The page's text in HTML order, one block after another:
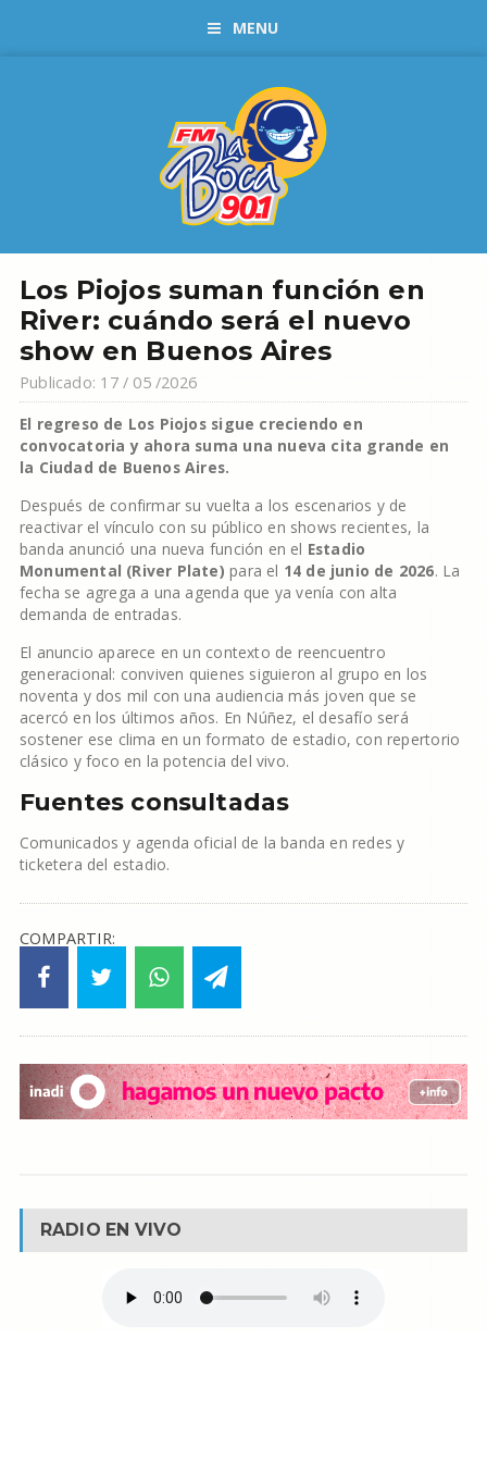
MENU
Los Piojos suman función en
River: cuándo será el nuevo
show en Buenos Aires
Publicado: 17 / 05 /2026
El regreso de Los Piojos sigue creciendo en
convocatoria y ahora suma una nueva cita grande en
la Ciudad de Buenos Aires.
Después de confirmar su vuelta a los escenarios y de
reactivar el vínculo con su público en shows recientes, la
banda anunció una nueva función en el Estadio
Monumental (River Plate) para el 14 de junio de 2026. La
fecha se agrega a una agenda que ya venía con alta
demanda de entradas.
El anuncio aparece en un contexto de reencuentro
generacional: conviven quienes siguieron al grupo en los
noventa y dos mil con una audiencia más joven que se
acercó en los últimos años. En Núñez, el desafío será
sostener ese clima en un formato de estadio, con repertorio
clásico y foco en la potencia del vivo.
Fuentes consultadas
Comunicados y agenda oficial de la banda en redes y
ticketera del estadio.
COMPARTIR:
RADIO EN VIVO